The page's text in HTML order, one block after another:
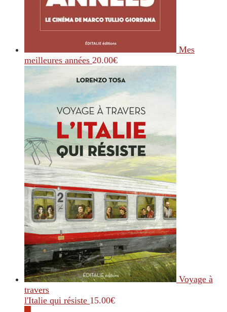
Mes
meilleures années 20.00€
Voyage à
travers
l'Italie qui résiste 15.00€